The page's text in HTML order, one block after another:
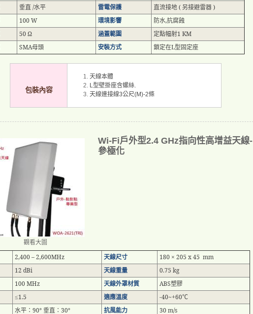
垂直 /水平 雷電保護 直流接地( 另接避雷器)
100 W 環境影響 防水,抗腐蝕
50 Ω 涵蓋範圍 定點幅射1 KM
SMA母頭 安裝方式 鎖定在L型固定座
包裝內容
天線本體
L型壁掛座含螺絲.
天線連接線3公尺(M)-2條
觀看大圖
Wi-Fi戶外型2.4 GHz指向性高增益天線-
參極化
2,400 – 2,600MHz 天線尺寸
180 × 205 x 45 mm
12 dBi 天線重量
0.75 kg
100 MHz 天線外罩材質 ABS塑膠
≤1.5 適應溫度 -40~+60℃
水平： 90° 垂直： 30° 抗風能力 30 m/s